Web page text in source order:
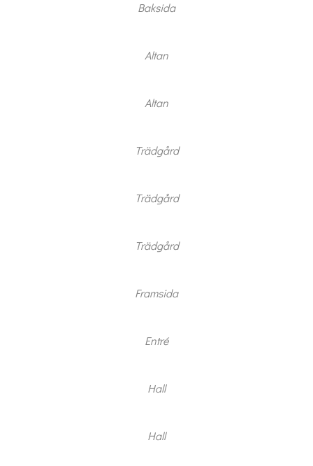
Baksida
Altan
Altan
Trädgård
Trädgård
Trädgård
Framsida
Entré
Hall
Hall